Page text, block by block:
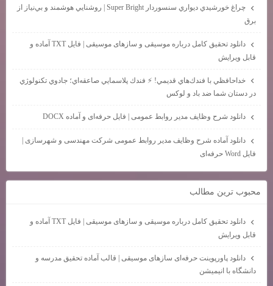
چراغ خورشيدي ديواري سنسوردار Super Bright | روشنايي هوشمند و بي‌نياز از
برق
دانلود تحقیق کامل درباره موسیقی و سازهای موسیقی | فایل TXT آماده و
قابل ویرایش
خداحافظي با فندك‌هاي قديمي! ⚡ فندك پلاسمايي صاعقه‌اي؛ جادوي تكنولوژي
در دستان شما ضد باد و لوكس
دانلود شرح وظایف مدیر روابط عمومی | فایل حرفه‌ای و آماده DOCX
دانلود آماده شرح وظایف مدیر روابط عمومی شرکت مهندسی و شهرسازی |
فایل Word حرفه‌ای
محبوب ترين مطالب
دانلود تحقیق کامل درباره موسیقی و سازهای موسیقی | فایل TXT آماده و
قابل ویرایش
دانلود پاورپوینت حرفه‌ای سازهای موسیقی | قالب آماده تحقیق مدرسه و
دانشگاه با انیمیشن